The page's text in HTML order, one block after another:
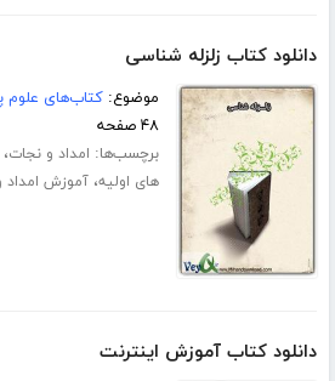
دانلود کتاب زلزله شناسی
موضوع:کتاب‌های علوم
۴۸ صفحه
برچسب‌ها: امداد و نجات،
های اولیه،آموزش امداد
دانلود کتاب آموزش اینترنت